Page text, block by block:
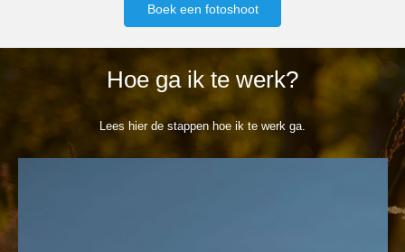
Boek een fotoshoot
Hoe ga ik te werk?
Lees hier de stappen hoe ik te werk ga.